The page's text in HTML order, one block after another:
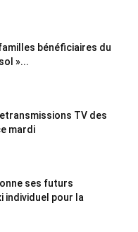
bénéficiaires du
»...
TV des
mardi
ses futurs
individuel pour la